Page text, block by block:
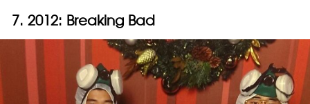
7. 2012: Breaking Bad